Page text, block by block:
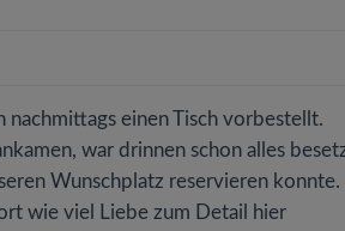
nachmittags einen Tisch vorbestellt.
war drinnen schon alles
Wunschplatz reservieren konnte.
wie viel Liebe zum Detail hier